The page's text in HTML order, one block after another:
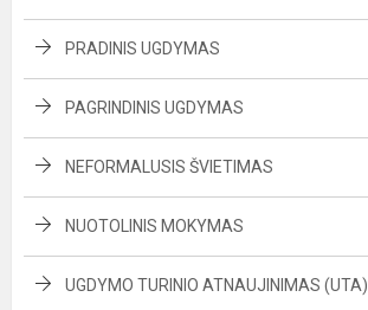
PRADINIS UGDYMAS
PAGRINDINIS UGDYMAS
NEFORMALUSIS ŠVIETIMAS
NUOTOLINIS MOKYMAS
UGDYMO TURINIO ATNAUJINIMAS (UTA)